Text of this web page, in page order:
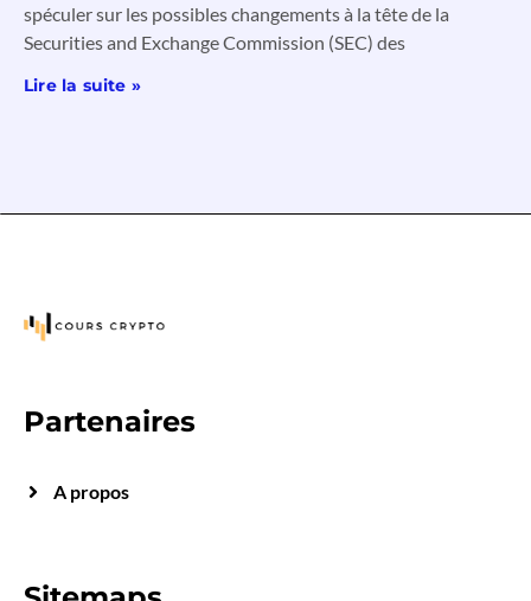
spéculer sur les possibles changements à la tête de la
Securities and Exchange Commission (SEC) des
Lire la suite »
Partenaires
A propos